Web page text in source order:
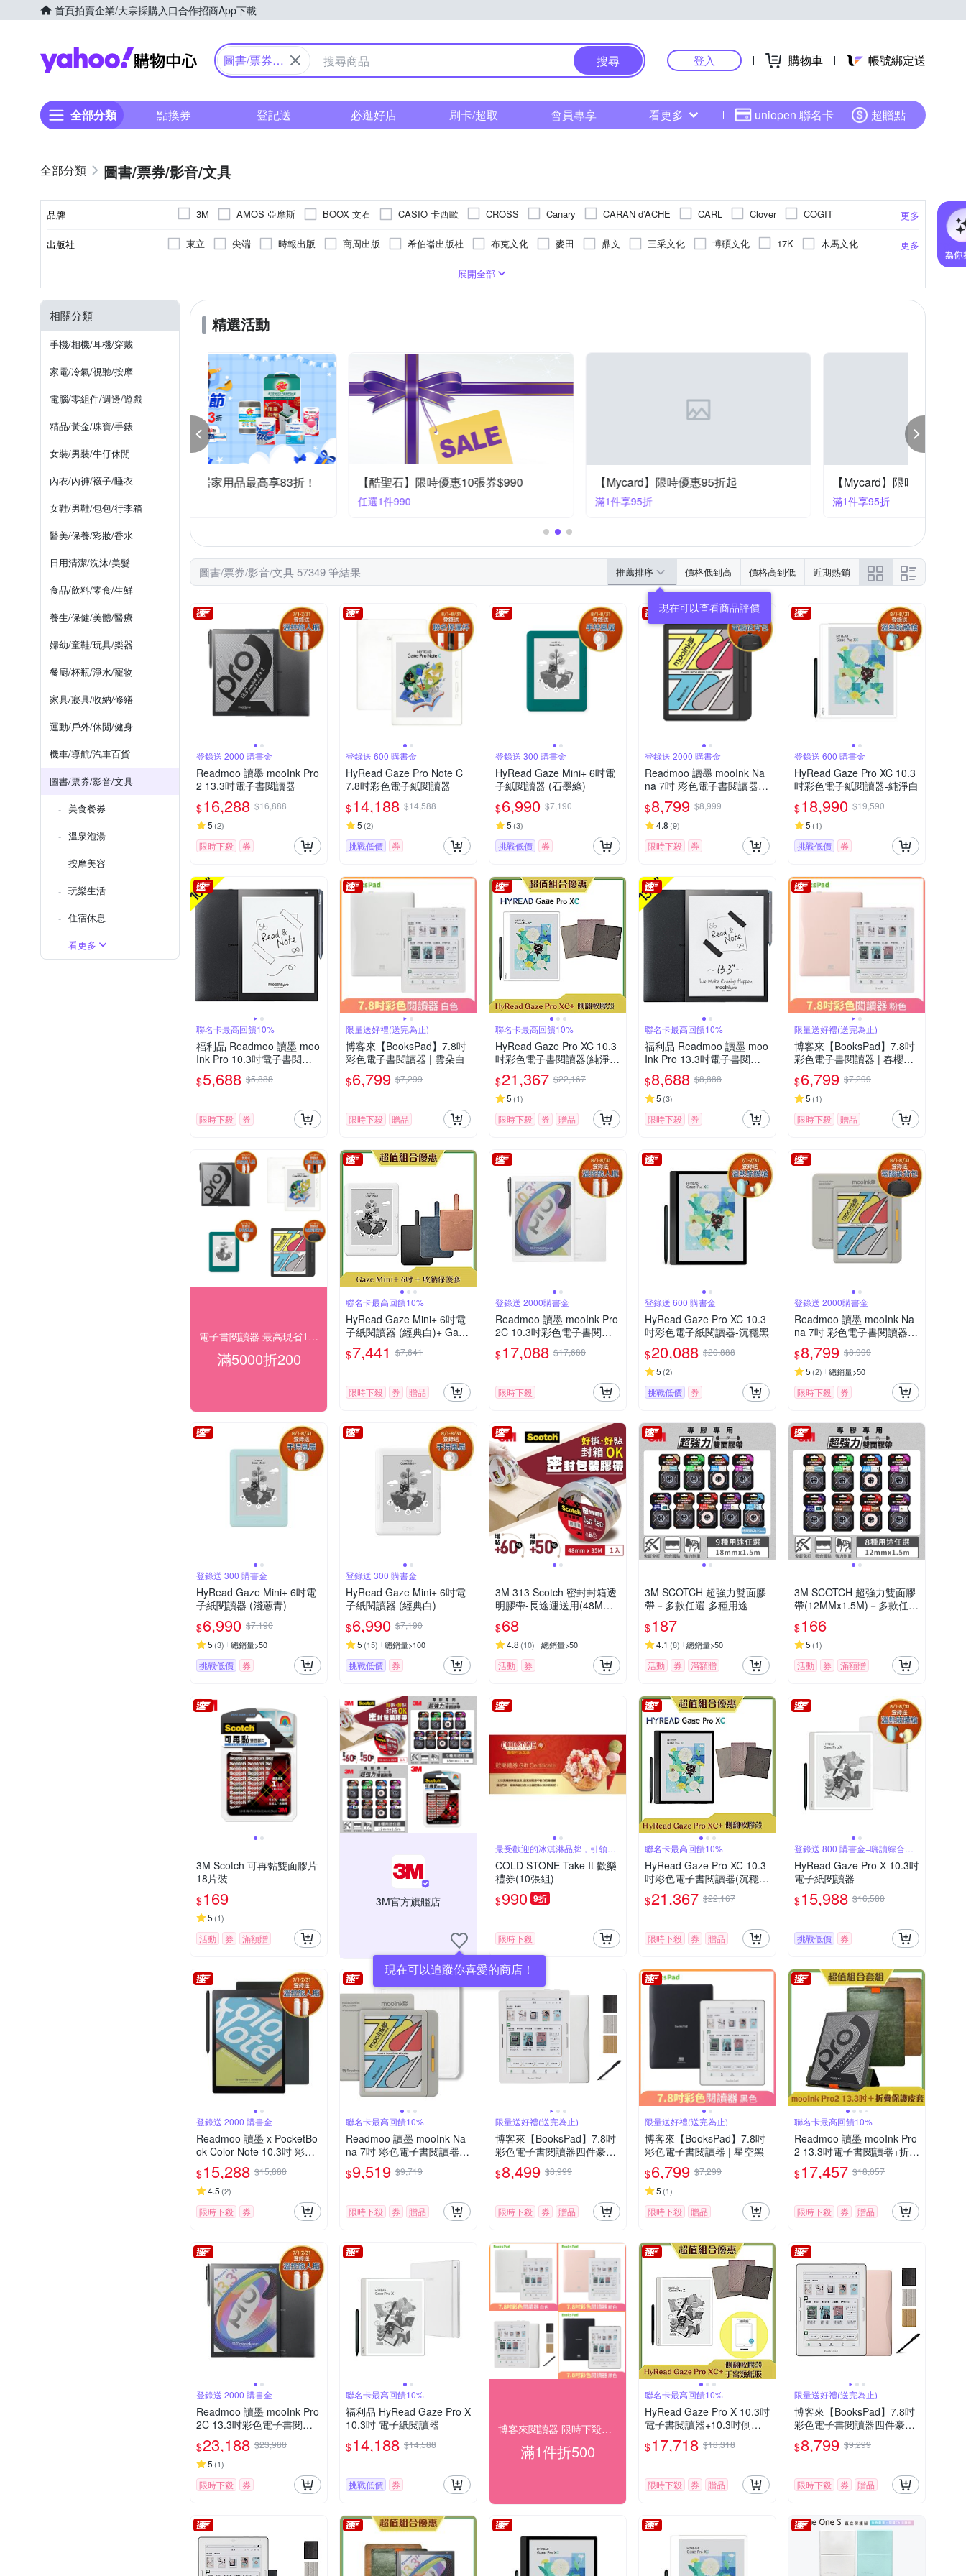
首頁拍賣企業/大宗採購入口合作招商App下載
Yahoo購物中心
圖書/票券/
搜尋 登入 購物車 帳號綁定送
全部分類 點換券 登記送 必逛好店 刷卡/超取 會員專享 看更多 uniopen 聯名卡 超贈點
圖書/票券/影音/文具
品牌 更多
3M AMOS 亞摩斯 BOOX 文石 CASIO 卡西歐 CROSS Canary CARAN d’ACHE CARL Clover
COGIT
Conalife
COX 三燕 Double A Deli 得力 Faber-Castell fILOFAX FILUX 飛力士 GASH HyRead
KW-triO
PARKER
PANTONE PAPERLINE PaperOne Pentel 飛龍 PILOT 百樂 PLATINUM 白金 PLUS+
Readmoo 讀墨
TOMBOW
UNI
博客來
城邦讀書花園
出版社 更多
東立 尖端 時報出版 商周出版 希伯崙出版社 布克文化 麥田 鼎文 三采文化 博碩文化 17K
木馬文化
九歌
原水文化
馬可孛羅 積木文化 臺灣商務印書館 獨步文化 易博士 八旗文化 幸福文化 小牛頓
方智
摩托車雜誌社
人文史地/自然科普/社會
文學小說
心理學/社會議題
恐怖/驚悚小說
輕小說 疾病百科
學習/潛能開發 歐/美/非/大洋洲旅遊
墨水
捲尺
筆芯
放大鏡 地球儀
白膠
展開全部
相關分類
手機/相機/耳機/穿戴
家電/冷氣/視聽/按摩
電腦/零組件/週邊/遊戲
精品/黃金/珠寶/手錶
女裝/男裝/牛仔休閒
內衣/內褲/襪子/睡衣
女鞋/男鞋/包包/行李箱
醫美/保養/彩妝/香水
日用清潔/洗沐/美髮
食品/飲料/零食/生鮮
養生/保健/美體/醫療
婦幼/童鞋/玩具/樂器
餐廚/杯瓶/淨水/寵物
家具/寢具/收納/修繕
運動/戶外/休閒/健身
機車/導航/汽車百貨
圖書/票券/影音/文具
美食餐券
溫泉泡湯
按摩美容
玩樂生活
住宿休息
看更多
精選活動
氣購物節 居家用品最高享83折！ 【酷聖石】限時優惠10張券$990 【Mycard】限時優惠95折起 【Mycard】限時優惠95折起
圖書/票券/影音/文具 57349 筆結果 推薦排序 價格低到高 價格高到低 近期熱銷
登錄送 2000 購書金
Readmoo 讀墨 mooInk Pro
2 13.3吋電子書閱讀器
$16,288 $16,888
5 (2)
限時下殺 券
登錄送 600 購書金
HyRead Gaze Pro Note C
7.8吋彩色電子紙閱讀器
$14,188 $14,588
5 (2)
挑戰低價 券
登錄送 300 購書金
HyRead Gaze Mini+ 6吋電
子紙閱讀器 (石墨綠)
$6,990 $7,190
5 (3)
挑戰低價 券
登錄送 2000 購書金
Readmoo 讀墨 mooInk Na
na 7吋 彩色電子書閱讀器-
暗夜黑
$8,799 $8,999
4.8 (9)
限時下殺 券
登錄送 600 購書金
HyRead Gaze Pro XC 10.3
吋彩色電子紙閱讀器-純淨白
$18,990 $19,590
5 (1)
挑戰低價 券
聯名卡最高回饋10%
福利品 Readmoo 讀墨 moo
Ink Pro 10.3吋電子書閱讀
器
$5,688 $5,888
限時下殺 券
限量送好禮(送完為止)
博客來【BooksPad】7.8吋
彩色電子書閱讀器 | 雲朵白
$6,799 $7,299
限時下殺 贈品
聯名卡最高回饋10%
HyRead Gaze Pro XC 10.3
吋彩色電子書閱讀器(純淨
白)+10.3吋側翻軟膠殼 (組
合)
$21,367 $22,167
5 (1)
限時下殺 券 贈品
聯名卡最高回饋10%
福利品 Readmoo 讀墨 moo
Ink Pro 13.3吋電子書閱讀
器
$8,688 $8,888
5 (3)
限時下殺 券
限量送好禮(送完為止)
博客來【BooksPad】7.8吋
彩色電子書閱讀器 | 春櫻粉
(限量)
$6,799 $7,299
5 (1)
限時下殺 贈品
電子書閱讀器 最高現省1000
滿5000折200
聯名卡最高回饋10%
HyRead Gaze Mini+ 6吋電
子紙閱讀器 (經典白)+ Gaze
收納保護套 (組合)
$7,441 $7,641
限時下殺 券 贈品
登錄送 2000購書金
Readmoo 讀墨 mooInk Pro
2C 10.3吋彩色電子書閱讀
器平板
$17,088 $17,688
限時下殺
登錄送 600 購書金
HyRead Gaze Pro XC 10.3
吋彩色電子紙閱讀器-沉穩黑
$20,088 $20,888
5 (2)
挑戰低價 券
登錄送 2000購書金
Readmoo 讀墨 mooInk Na
na 7吋 彩色電子書閱讀器-
迷月白
$8,799 $8,999
5 (2) 總銷量>50
限時下殺 券
登錄送 300 購書金
HyRead Gaze Mini+ 6吋電
子紙閱讀器 (淺蔥青)
$6,990 $7,190
5 (3) 總銷量>50
挑戰低價 券
登錄送 300 購書金
HyRead Gaze Mini+ 6吋電
子紙閱讀器 (經典白)
$6,990 $7,190
5 (15) 總銷量>100
挑戰低價 券
3M 313 Scotch 密封封箱透
明膠帶-長途運送用(48MMX
35M)
$68
4.8 (10) 總銷量>50
活動 券
3M SCOTCH 超強力雙面膠
帶－多款任選 多種用途
$187
4.1 (8) 總銷量>50
活動 券 滿額贈
3M SCOTCH 超強力雙面膠
帶(12MMx1.5M)－多款任選
多種用途
$166
5 (1)
活動 券 滿額贈
3M Scotch 可再黏雙面膠片-
18片裝
$169
5 (1)
活動 券 滿額贈
3M官方旗艦店
現在可以追蹤你喜愛的商店！
最受歡迎的冰淇淋品牌，引領食
尚潮流
COLD STONE Take It 歡樂
禮券(10張組)
$990 9折
限時下殺
聯名卡最高回饋10%
HyRead Gaze Pro XC 10.3
吋彩色電子書閱讀器(沉穩
黑)+10.3吋側翻軟膠殼 (組
合)
$21,367 $22,167
限時下殺 券 贈品
登錄送 800 購書金+嗨讀綜合包
30天
HyRead Gaze Pro X 10.3吋
電子紙閱讀器
$15,988 $16,588
挑戰低價 券
登錄送 2000 購書金
Readmoo 讀墨 x PocketBo
ok Color Note 10.3吋 彩色
電子書閱讀器
$15,288 $15,888
4.5 (2)
限時下殺 券
聯名卡最高回饋10%
Readmoo 讀墨 mooInk Na
na 7吋 彩色電子書閱讀器-
迷月白+7吋透明殼 (組合)
$9,519 $9,719
限時下殺 券 贈品
限量送好禮(送完為止)
博客來【BooksPad】7.8吋
彩色電子書閱讀器四件豪華
組(白色主機+黑筆+筆芯+殼)
$8,499 $8,999
限時下殺 券 贈品
限量送好禮(送完為止)
博客來【BooksPad】7.8吋
彩色電子書閱讀器 | 星空黑
$6,799 $7,299
5 (1)
限時下殺 贈品
聯名卡最高回饋10%
Readmoo 讀墨 mooInk Pro
2 13.3吋電子書閱讀器+折疊
皮套 (組合)
$17,457 $18,057
限時下殺 券 贈品
登錄送 2000 購書金
Readmoo 讀墨 mooInk Pro
2C 13.3吋彩色電子書閱讀
器平板
$23,188 $23,988
5 (1)
限時下殺 券
聯名卡最高回饋10%
福利品 HyRead Gaze Pro X
10.3吋 電子紙閱讀器
$14,188 $14,588
挑戰低價 券
博客來閱讀器 限時下殺送好禮
滿1件折500
聯名卡最高回饋10%
HyRead Gaze Pro X 10.3吋
電子書閱讀器+10.3吋側翻
軟膠殼+手寫類紙膜 (組合)
$17,718 $18,318
限時下殺 券 贈品
限量送好禮(送完為止)
博客來【BooksPad】7.8吋
彩色電子書閱讀器四件豪華
組(粉色主機+黑筆+筆芯+殼)
$8,799 $9,299
限時下殺 券 贈品